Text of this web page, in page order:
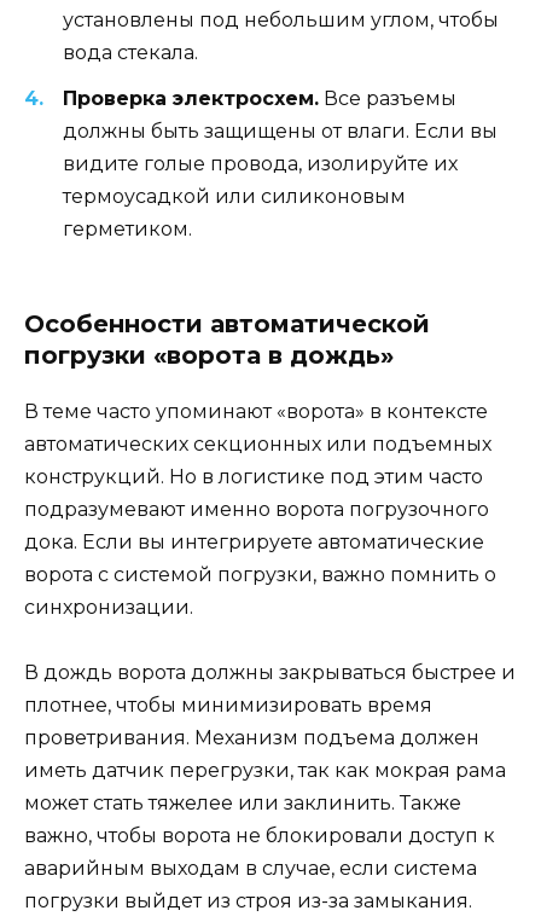
установлены под небольшим углом, чтобы
вода стекала.
Проверка электросхем. Все разъемы
должны быть защищены от влаги. Если вы
видите голые провода, изолируйте их
термоусадкой или силиконовым
герметиком.
Особенности автоматической
погрузки «ворота в дождь»
В теме часто упоминают «ворота» в контексте
автоматических секционных или подъемных
конструкций. Но в логистике под этим часто
подразумевают именно ворота погрузочного
дока. Если вы интегрируете автоматические
ворота с системой погрузки, важно помнить о
синхронизации.
В дождь ворота должны закрываться быстрее и
плотнее, чтобы минимизировать время
проветривания. Механизм подъема должен
иметь датчик перегрузки, так как мокрая рама
может стать тяжелее или заклинить. Также
важно, чтобы ворота не блокировали доступ к
аварийным выходам в случае, если система
погрузки выйдет из строя из-за замыкания.